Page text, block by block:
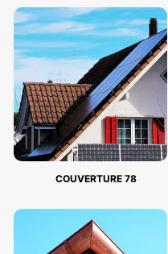
COUVERTURE 78